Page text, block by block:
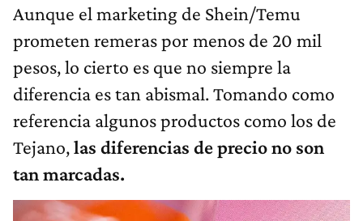
Aunque el marketing de Shein/Temu
prometen remeras por menos de 20 mil
pesos, lo cierto es que no siempre la
diferencia es tan abismal. Tomando como
referencia algunos productos como los de
Tejano,las diferencias de precio no son
tan marcadas.